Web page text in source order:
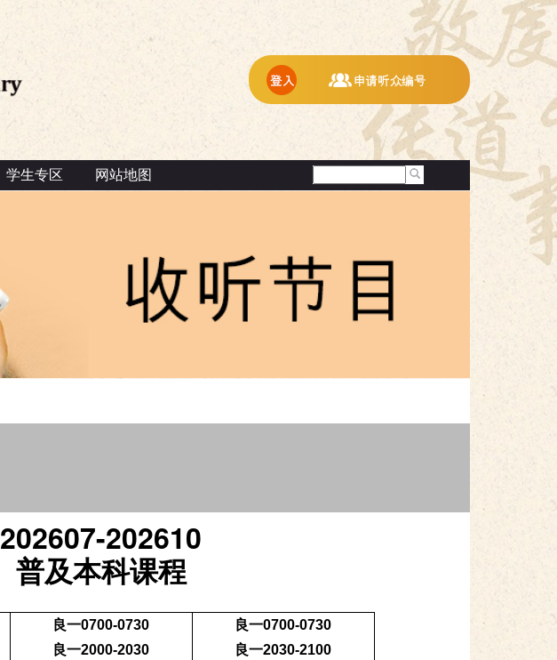
学生专区 网站地图
202607-202610
普及本科课程
良一0700-0730
良一2000-2030
良一0700-0730
良一2030-2100